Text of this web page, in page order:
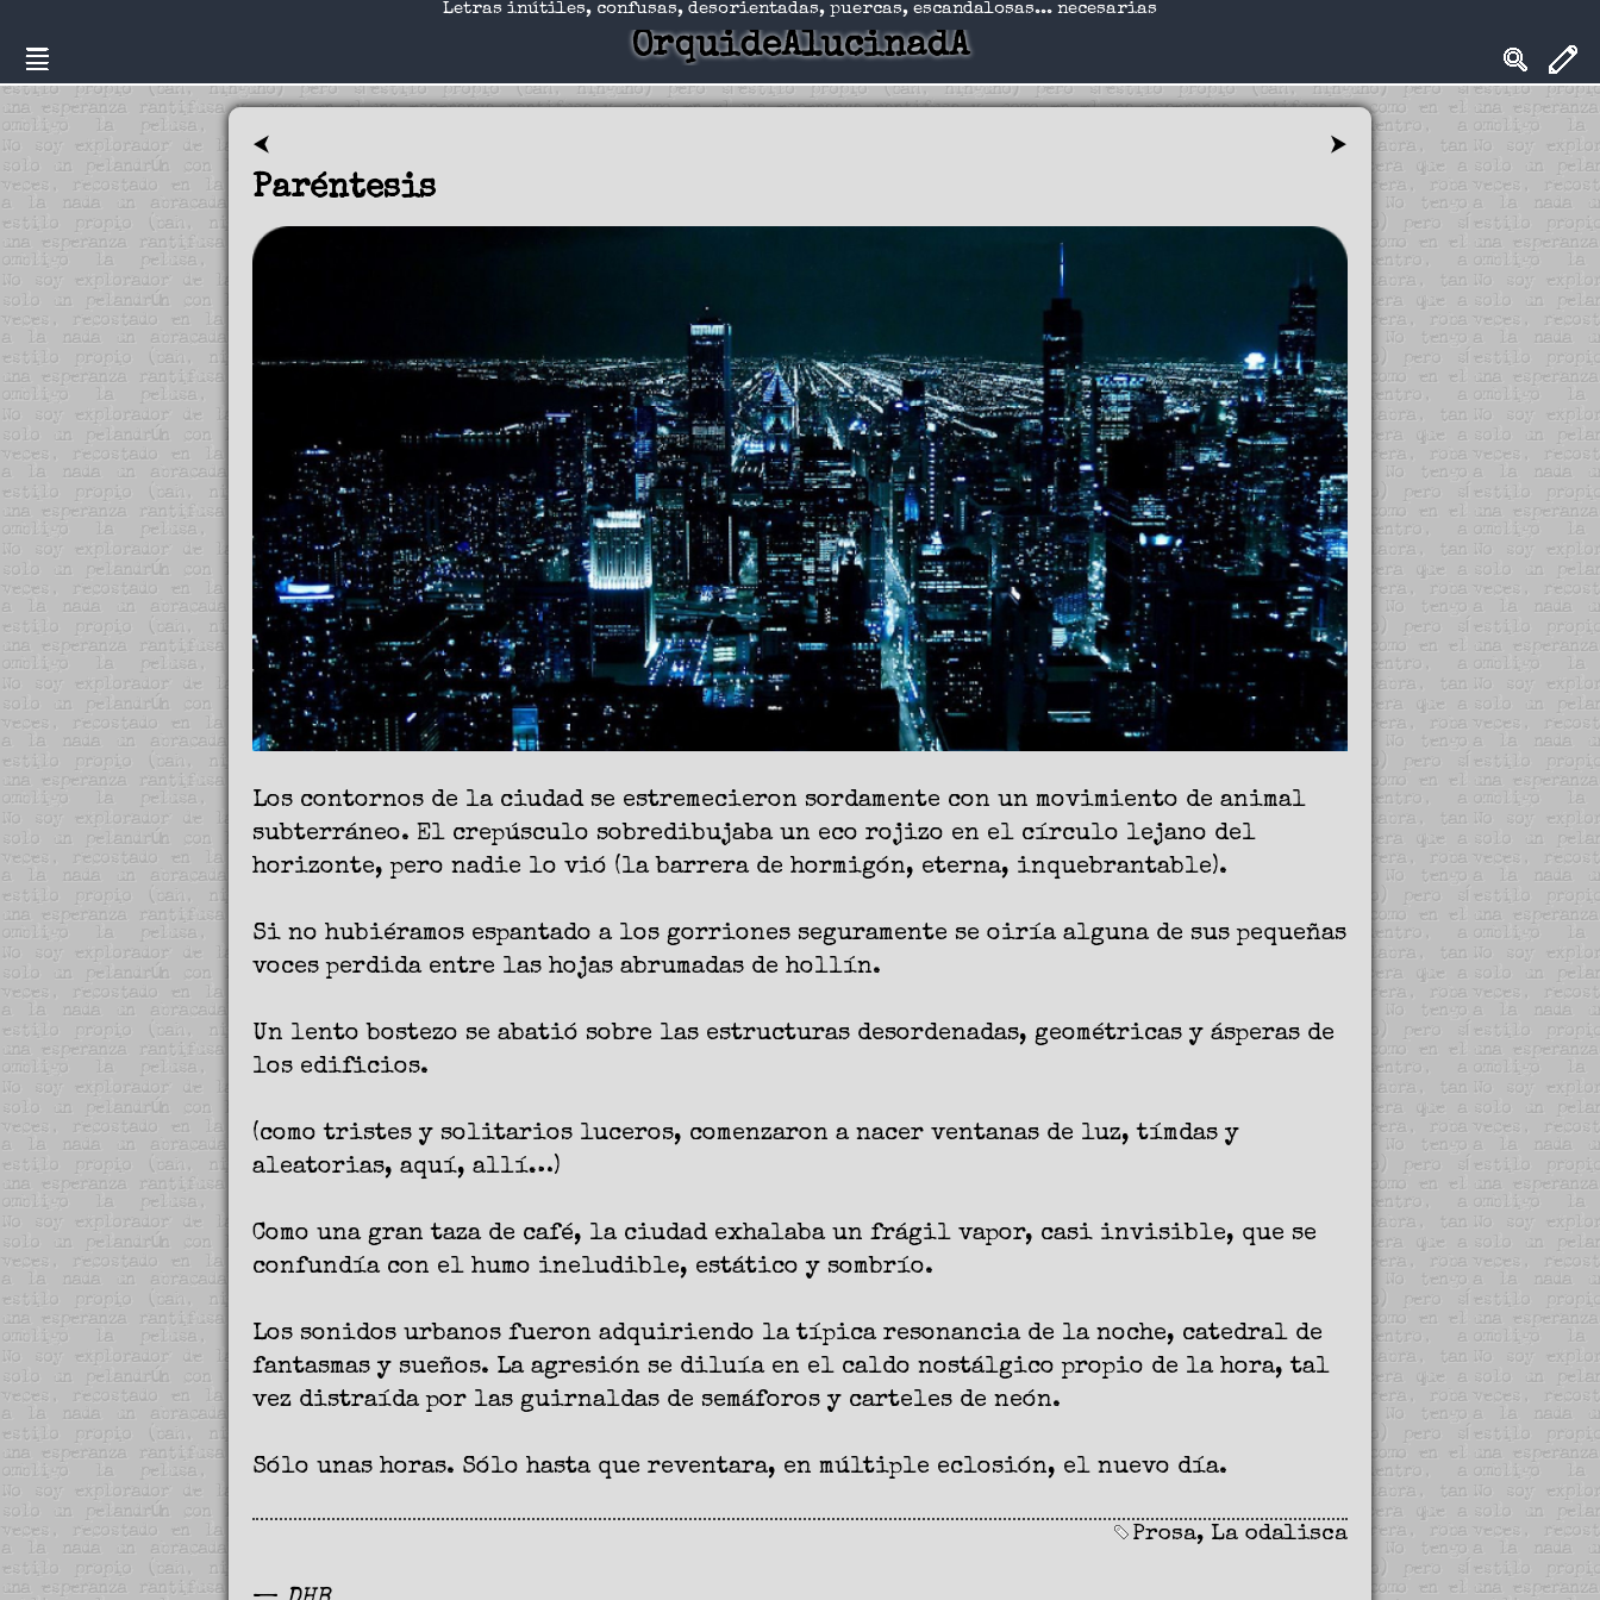
Letras inútiles, confusas, desorientadas, puercas, escandalosas... necesarias
OrquideAlucinadA
⮜ ⮞
Paréntesis
Los contornos de la ciudad se estremecieron sordamente con un movimiento de animal
subterráneo. El crepúsculo sobredibujaba un eco rojizo en el círculo lejano del
horizonte, pero nadie lo vió (la barrera de hormigón, eterna, inquebrantable).
Si no hubiéramos espantado a los gorriones seguramente se oiría alguna de sus pequeñas
voces perdida entre las hojas abrumadas de hollín.
Un lento bostezo se abatió sobre las estructuras desordenadas, geométricas y ásperas de
los edificios.
(como tristes y solitarios luceros, comenzaron a nacer ventanas de luz, tímdas y
aleatorias, aquí, allí…)
Como una gran taza de café, la ciudad exhalaba un frágil vapor, casi invisible, que se
confundía con el humo ineludible, estático y sombrío.
Los sonidos urbanos fueron adquiriendo la típica resonancia de la noche, catedral de
fantasmas y sueños. La agresión se diluía en el caldo nostálgico propio de la hora, tal
vez distraída por las guirnaldas de semáforos y carteles de neón.
Sólo unas horas. Sólo hasta que reventara, en múltiple eclosión, el nuevo día.
Prosa, La odalisca